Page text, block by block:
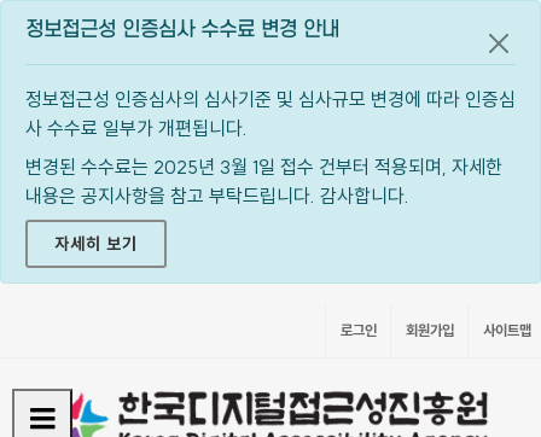
정보접근성 인증심사 수수료 변경 안내
정보접근성 인증심사의 심사기준 및 심사규모 변경에 따라 인증심
사 수수료 일부가 개편됩니다.
변경된 수수료는 2025년 3월 1일 접수 건부터 적용되며, 자세한
내용은 공지사항을 참고 부탁드립니다. 감사합니다.
자세히 보기
공지
로그인 회원가입 사이트맵